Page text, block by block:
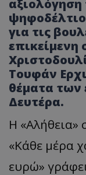
για τις
επικείμενη
Τουφάν
θέματα των
Δευτέρα.
Η «Αλήθεια»
«Κάθε μέρα
ευρώ»